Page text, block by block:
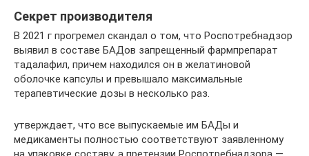
Секрет производителя
В 2021 г прогремел скандал о том, что Роспотребнадзор
выявил в составе БАДов запрещенный фармпрепарат
тадалафил, причем находился он в желатиновой
оболочке капсулы и превышало максимальные
терапевтические дозы в несколько раз.
утверждает, что все выпускаемые им БАДы и
медикаменты полностью соответствуют заявленному